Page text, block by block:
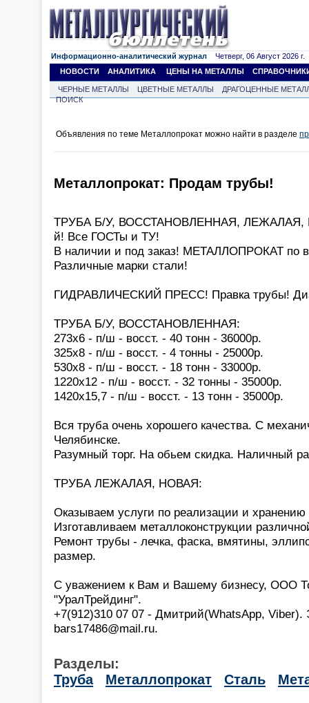
Информационно-аналитический журнал Четверг, 06 Август 2026 г.
НОВОСТИ
АНАЛИТИКА ЦЕНЫ НА МЕТАЛЛЫ
ЧЕРНЫЕ МЕТАЛЛЫ ЦВЕТНЫЕ МЕТАЛЛЫ
ДРАГОЦЕННЫЕ
ПОИСК
Объявления по теме Металлопрокат можно найти в разделе
Металлопрокат: Продам трубы!
ТРУБА Б/У, ВОССТАНОВЛЕННАЯ, ЛЕЖАЛАЯ,
й! Все ГОСТы и ТУ!
В наличии и под заказ! МЕТАЛЛОПРОКАТ по
Различные марки стали!
ГИДРАВЛИЧЕСКИЙ ПРЕСС! Правка трубы!
ТРУБА Б/У, ВОССТАНОВЛЕННАЯ:
273х6 - п/ш - восст. - 40 тонн - 36000р.
325х8 - п/ш - восст. - 4 тонны - 25000р.
530х8 - п/ш - восст. - 18 тонн - 33000р.
1220х12 - п/ш - восст. - 32 тонны - 35000р.
1420х15,7 - п/ш - восст. - 13 тонн - 35000р.
Вся труба очень хорошего качества. С
Челябинске.
Разумный торг. На обьем скидка. Наличный
ТРУБА ЛЕЖАЛАЯ, НОВАЯ:
Оказываем услуги по реализации и
Изготавливаем металлоконструкции
Ремонт трубы - лечка, фаска, вмятины,
размер.
С уважением к Вам и Вашему бизнесу, ООО
"УралТрейдинг".
+7(912)310 07 07 - Дмитрий(WhatsApp, Viber).
bars17486@mail.ru.
Разделы:
Труба
Металлопрокат Сталь